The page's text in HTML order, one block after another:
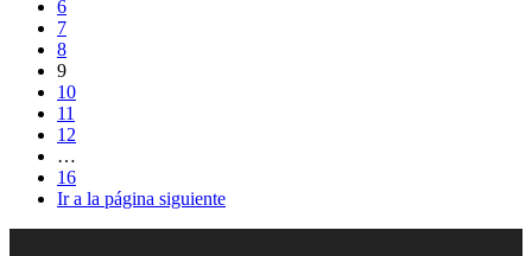
6
7
8
9
10
11
12
…
16
Ir a la página siguiente